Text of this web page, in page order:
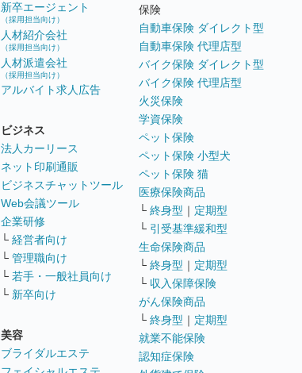
新卒エージェント
（採用担当向け）
人材紹介会社
（採用担当向け）
人材派遣会社
（採用担当向け）
アルバイト求人広告
ビジネス
法人カーリース
ネット印刷通販
ビジネスチャットツール
Web会議ツール
企業研修
└ 経営者向け
└ 管理職向け
└ 若手・一般社員向け
└ 新卒向け
美容
ブライダルエステ
保険
自動車保険 ダイレクト型
自動車保険 代理店型
バイク保険 ダイレクト型
バイク保険 代理店型
火災保険
学資保険
ペット保険
ペット保険 小型犬
ペット保険 猫
医療保険商品
└ 終身型 ｜ 定期型
└ 引受基準緩和型
生命保険商品
└ 終身型 ｜ 定期型
└ 収入保障保険
がん保険商品
└ 終身型 ｜ 定期型
就業不能保険
認知症保険